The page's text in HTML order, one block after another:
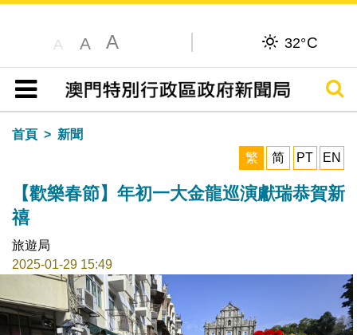
A A A 32°C
目錄
搜尋
首頁
新聞
繁
简 PT EN
【歡樂春節】年初一大金龍巡演獻瑞恭賀新
禧
旅遊局
2025-01-29 15:49